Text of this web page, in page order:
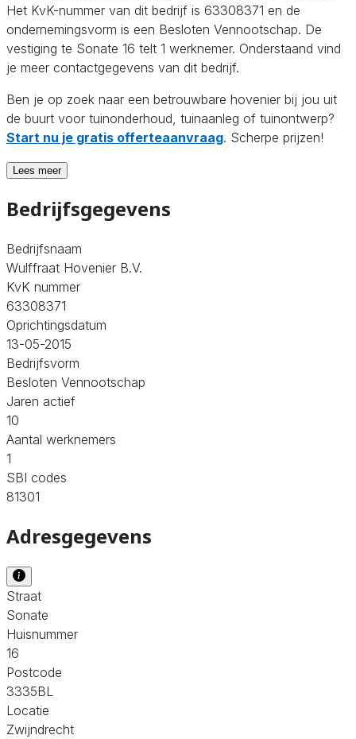
Het KvK-nummer van dit bedrijf is 63308371 en de
ondernemingsvorm is een Besloten Vennootschap. De
vestiging te Sonate 16 telt 1 werknemer. Onderstaand vind
je meer contactgegevens van dit bedrijf.
Ben je op zoek naar een betrouwbare hovenier bij jou uit
de buurt voor tuinonderhoud, tuinaanleg of tuinontwerp?
Start nu je gratis offerteaanvraag. Scherpe prijzen!
Lees meer
Bedrijfsgegevens
Bedrijfsnaam
Wulffraat Hovenier B.V.
KvK nummer
63308371
Oprichtingsdatum
13-05-2015
Bedrijfsvorm
Besloten Vennootschap
Jaren actief
10
Aantal werknemers
1
SBI codes
81301
Adresgegevens
Straat
Sonate
Huisnummer
16
Postcode
3335BL
Locatie
Zwijndrecht